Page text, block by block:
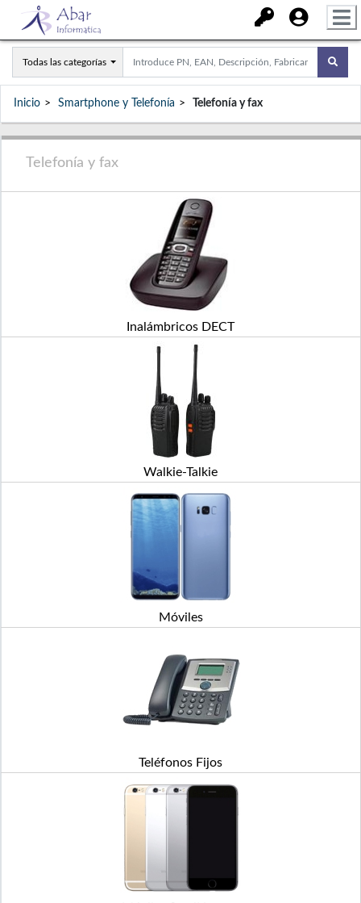
Todas las categorías
Inicio Smartphone y Telefonía Telefonía y fax
Telefonía y fax
Inalámbricos DECT
Walkie-Talkie
Móviles
Teléfonos Fijos